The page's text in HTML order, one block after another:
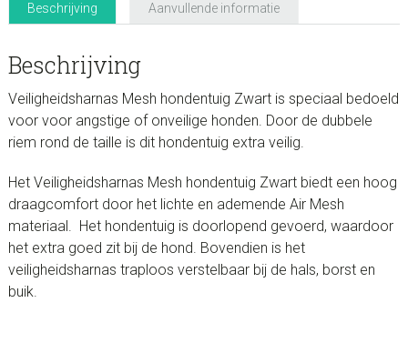
Beschrijving Aanvullende informatie
Beschrijving
Veiligheidsharnas Mesh hondentuig Zwart is speciaal bedoeld
voor voor angstige of onveilige honden. Door de dubbele
riem rond de taille is dit hondentuig extra veilig.
Het Veiligheidsharnas Mesh hondentuig Zwart biedt een hoog
draagcomfort door het lichte en ademende Air Mesh
materiaal. Het hondentuig is doorlopend gevoerd, waardoor
het extra goed zit bij de hond. Bovendien is het
veiligheidsharnas traploos verstelbaar bij de hals, borst en
buik.